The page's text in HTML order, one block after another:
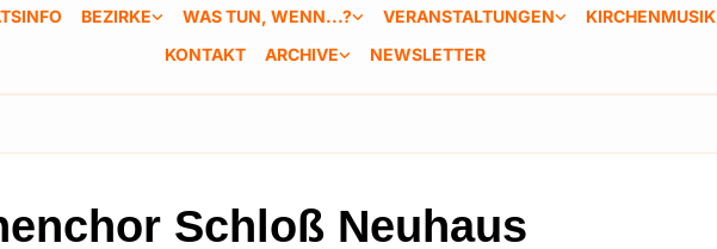
BEZIRKE WAS TUN, WENN...? VERANSTALTUNGEN KIRCHENMUSIK
KONTAKT
ARCHIVE NEWSLETTER
Schloß Neuhaus